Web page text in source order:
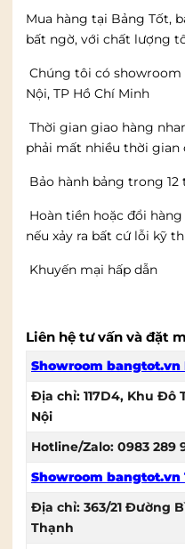
Mua hàng tại Bảng Tốt,
bất ngờ, với chất lượng
Chúng tôi có
Nội, TP Hồ Chí Minh
Thời gian giao hàng
phải mất nhiều thời gian
Bảo hành bảng trong
Hoàn tiền hoặc đổi
nếu xảy ra bất cứ lỗi kỹ
Khuyến mại hấp dẫn
Liên hệ tư vấn và đặt
Showroom bangtot.vn
Địa chỉ: 117D4, Khu Đô
Nội
Hotline/Zalo: 0983 289
Showroom bangtot.vn
Địa chỉ: 363/21 Đường
Thạnh